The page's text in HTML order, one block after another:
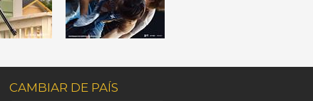
CAMBIAR DE PAÍS